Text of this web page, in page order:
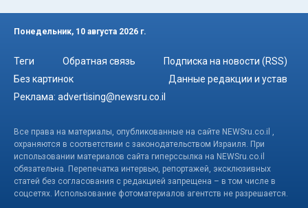
Понедельник, 10 августа 2026 г.
Теги Обратная связь
Подписка на новости (RSS)
Без картинок
Данные редакции и устав
Реклама: advertising@newsru.co.il
Все права на материалы, опубликованные на сайте NEWSru.co.il ,
охраняются в соответствии с законодательством Израиля. При
использовании материалов сайта гиперссылка на NEWSru.co.il
обязательна. Перепечатка интервью, репортажей, эксклюзивных
статей без согласования с редакцией запрещена – в том числе в
соцсетях. Использование фотоматериалов агентств не разрешается.